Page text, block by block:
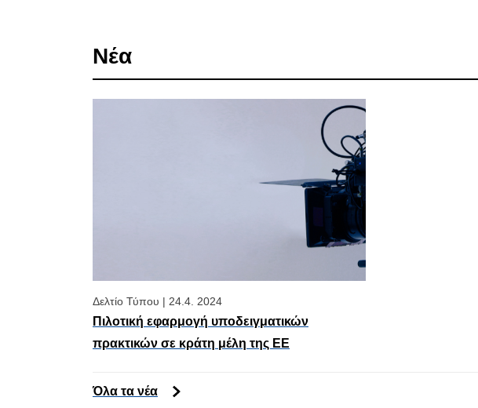
Νέα
Δελτίο Τύπου | 24.4. 2024
Πιλοτική εφαρμογή υποδειγματικών
πρακτικών σε κράτη μέλη της ΕΕ
Όλα τα νέα